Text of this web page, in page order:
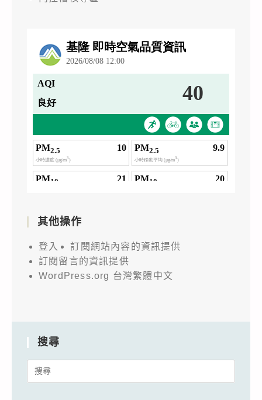
其他操作
登入
訂閱網站內容的資訊提供
訂閱留言的資訊提供
WordPress.org 台灣繁體中文
搜尋
Search